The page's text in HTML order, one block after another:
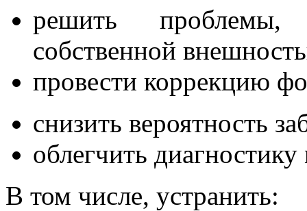
решить проблемы,
собственной
провести коррекцию
снизить вероятность
облегчить
В том числе, устранить: